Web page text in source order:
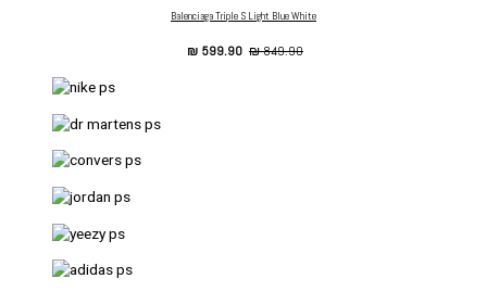
Balenciaga Triple S Light Blue White
₪849.90
₪ 599.90